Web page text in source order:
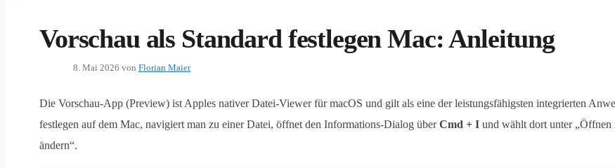
Vorschau als Standard festlegen Mac: Anleitung
8. Mai 2026 von Florian Maier
Die Vorschau-App (Preview) ist Apples nativer Datei-Viewer für macOS und gilt als eine der leistungsfähigsten integrierten
festlegen auf dem Mac, navigiert man zu einer Datei, öffnet den Informations-Dialog überCmd + I und wählt dort unter
ändern“.